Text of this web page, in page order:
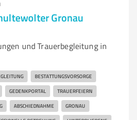
Gronau
und Trauerbegleitung in
BESTATTUNGSVORSORGE
GEDENKPORTAL TRAUERFEIERN
ABSCHIEDNAHME GRONAU